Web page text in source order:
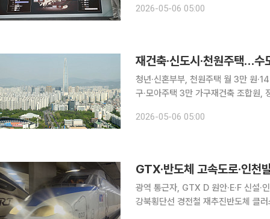
광역단체장은 임기 동안 시도민의 살
2026-05-06 05:00
청년·신혼부부, 천원주택 월 3만 원
구·모아주택 3만 가구재건축 조합원,
을 가지고 경쟁함으로써 시민이 정책
2026-05-06 05:00
광역 통근자, GTX D 원안·E·F 신설
강북횡단선 경전철 재추진반도체 클